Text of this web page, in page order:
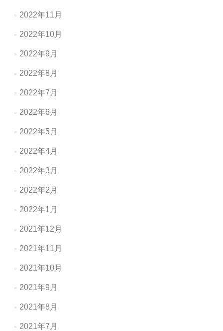
2022年11月
2022年10月
2022年9月
2022年8月
2022年7月
2022年6月
2022年5月
2022年4月
2022年3月
2022年2月
2022年1月
2021年12月
2021年11月
2021年10月
2021年9月
2021年8月
2021年7月